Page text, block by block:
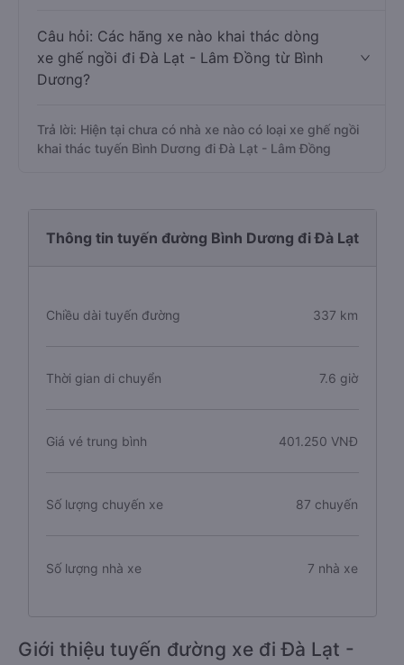
Câu hỏi: Các hãng xe nào khai thác dòng
xe ghế ngồi đi Đà Lạt - Lâm Đồng từ Bình
Dương?
Trả lời: Hiện tại chưa có nhà xe nào có loại xe ghế ngồi
khai thác tuyến Bình Dương đi Đà Lạt - Lâm Đồng
Thông tin tuyến đường Bình Dương đi Đà Lạt
Chiều dài tuyến đường 337 km
Thời gian di chuyển 7.6 giờ
Giá vé trung bình 401.250 VNĐ
Số lượng chuyến xe 87 chuyến
Số lượng nhà xe 7 nhà xe
Giới thiệu tuyến đường xe đi Đà Lạt -